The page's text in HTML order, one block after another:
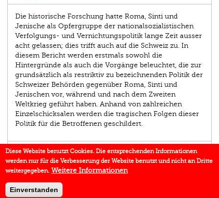
Die historische Forschung hatte Roma, Sinti und
Jenische als Opfergruppe der nationalsozialistischen
Verfolgungs- und Vernichtungspolitik lange Zeit ausser
acht gelassen; dies trifft auch auf die Schweiz zu. In
diesem Bericht werden erstmals sowohl die
Hintergründe als auch die Vorgänge beleuchtet, die zur
grundsätzlich als restriktiv zu bezeichnenden Politik der
Schweizer Behörden gegenüber Roma, Sinti und
Jenischen vor, während und nach dem Zweiten
Weltkrieg geführt haben. Anhand von zahlreichen
Einzelschicksalen werden die tragischen Folgen dieser
Politik für die Betroffenen geschildert.
AUTOR/IN
EINBLICK
BUCHREIHE
Diese Website benutzt Cookies. Die entsprechenden Informationen
werden nur für die Verbesserung der Website benutzt und nicht an Dritte
weitergegeben. Weitere Informationen
Einverstanden